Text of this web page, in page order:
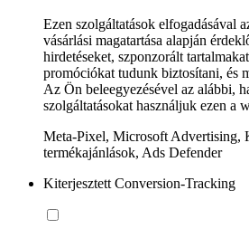
Ezen szolgáltatások elfogadásával
vásárlási magatartása alapján
hirdetéseket, szponzorált
promóciókat tudunk biztosítani, és
Az Ön beleegyezésével az alábbi,
szolgáltatásokat használjuk ezen a
Meta-Pixel, Microsoft Advertising,
termékajánlások, Ads Defender
Kiterjesztett Conversion-Tracking